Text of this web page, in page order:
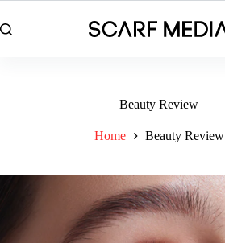
to
content
Beauty Review
Home Beauty Review